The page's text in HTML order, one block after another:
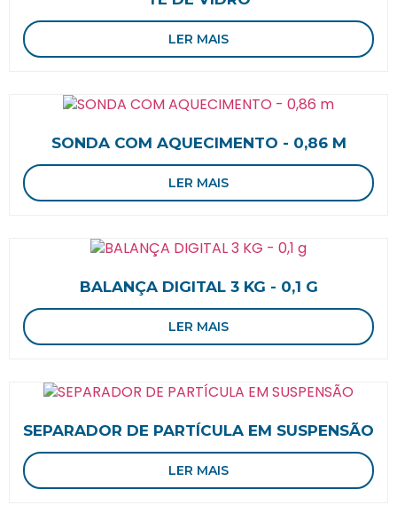
LER MAIS
SONDA COM AQUECIMENTO - 0,86 M
LER MAIS
BALANÇA DIGITAL 3 KG - 0,1 G
LER MAIS
SEPARADOR DE PARTÍCULA EM SUSPENSÃO
LER MAIS